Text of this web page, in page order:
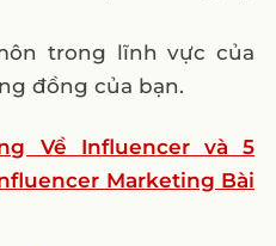
trong lĩnh vực của
đồng của bạn.
Về Influencer và 5
Marketing Bài